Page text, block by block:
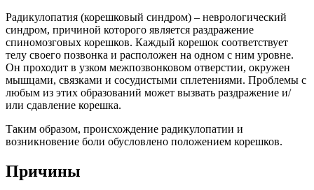
Радикулопатия (корешковый синдром) – неврологический
синдром, причиной которого является раздражение
спиномозговых корешков. Каждый корешок соответствует
телу своего позвонка и расположен на одном с ним уровне.
Он проходит в узком межпозвонковом отверстии, окружен
мышцами, связками и сосудистыми сплетениями. Проблемы с
любым из этих образований может вызвать раздражение и/
или сдавление корешка.
Таким образом, происхождение радикулопатии и
возникновение боли обусловлено положением корешков.
Причины